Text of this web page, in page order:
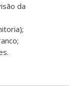
da